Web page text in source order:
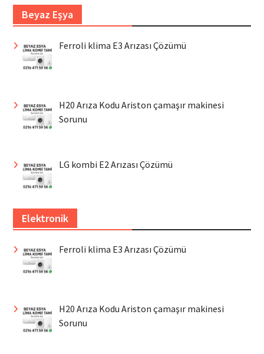
Beyaz Eşya
Ferroli klima E3 Arızası Çözümü
H20 Arıza Kodu Ariston çamaşır makinesi
Sorunu
LG kombi E2 Arızası Çözümü
Elektronik
Ferroli klima E3 Arızası Çözümü
H20 Arıza Kodu Ariston çamaşır makinesi
Sorunu